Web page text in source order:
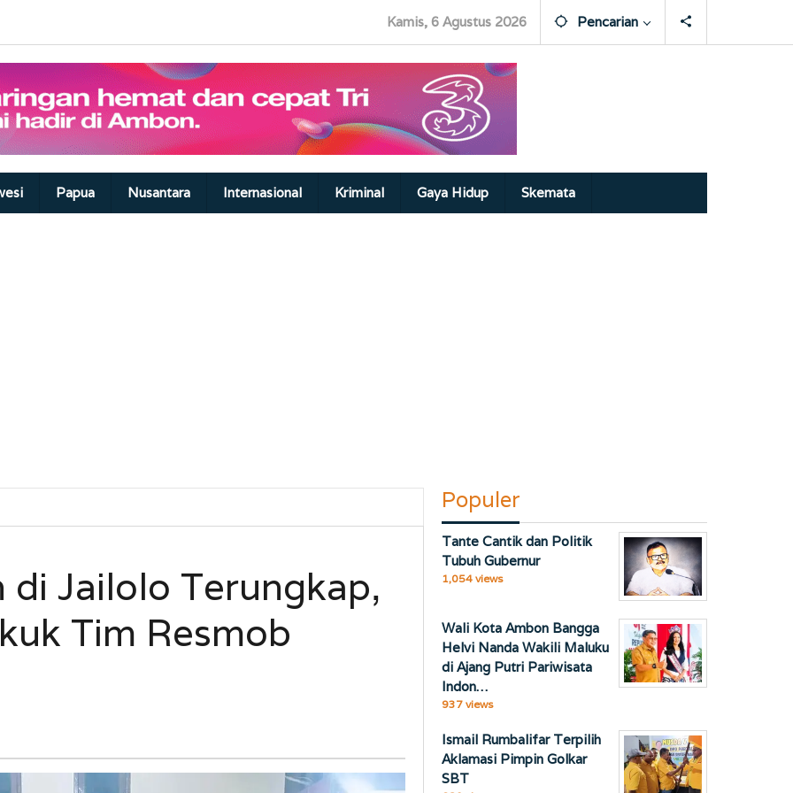
Kamis, 6 Agustus 2026 Pencarian
Papua Nusantara Internasional Kriminal Gaya Hidup Skemata
di Jailolo Terungkap,
Tim Resmob
Populer
Tante Cantik dan Politik
Tubuh Gubernur
1,054 views
Wali Kota Ambon Bangga
Helvi Nanda Wakili Maluku
di Ajang Putri Pariwisata
Indon…
937 views
Ismail Rumbalifar Terpilih
Aklamasi Pimpin Golkar
SBT